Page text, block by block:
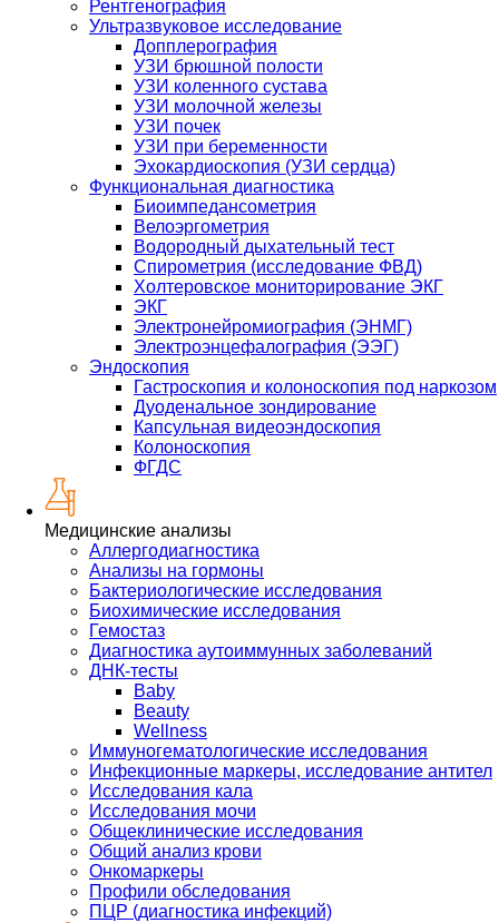
Рентгенография
Ультразвуковое исследование
Допплерография
УЗИ брюшной полости
УЗИ коленного сустава
УЗИ молочной железы
УЗИ почек
УЗИ при беременности
Эхокардиоскопия (УЗИ сердца)
Функциональная диагностика
Биоимпедансометрия
Велоэргометрия
Водородный дыхательный тест
Спирометрия (исследование ФВД)
Холтеровское мониторирование ЭКГ
ЭКГ
Электронейромиография (ЭНМГ)
Электроэнцефалография (ЭЭГ)
Эндоскопия
Гастроскопия и колоноскопия под наркозом
Дуоденальное зондирование
Капсульная видеоэндоскопия
Колоноскопия
ФГДС
Медицинские анализы
Аллергодиагностика
Анализы на гормоны
Бактериологические исследования
Биохимические исследования
Гемостаз
Диагностика аутоиммунных заболеваний
ДНК-тесты
Baby
Beauty
Wellness
Иммуногематологические исследования
Инфекционные маркеры, исследование антител
Исследования кала
Исследования мочи
Общеклинические исследования
Общий анализ крови
Онкомаркеры
Профили обследования
ПЦР (диагностика инфекций)